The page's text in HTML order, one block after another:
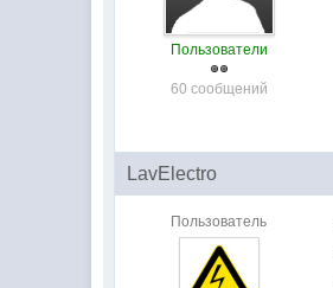
Пользователи
60 сообщений
LavElectro
Пользователь